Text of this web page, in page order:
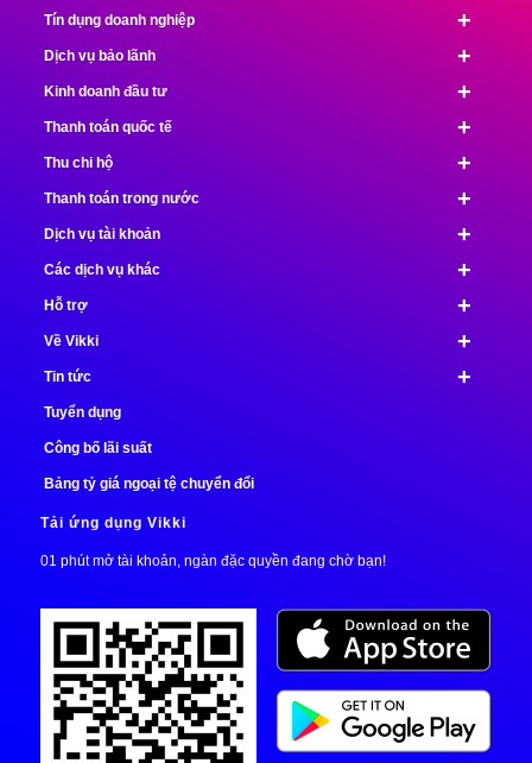
+
Tín dụng doanh nghiệp
+
Dịch vụ bảo lãnh
+
Kinh doanh đầu tư
+
Thanh toán quốc tế
+
Thu chi hộ
+
Thanh toán trong nước
+
Dịch vụ tài khoản
+
Các dịch vụ khác
+
Hỗ trợ
+
Về Vikki
+
Tin tức
Tuyển dụng
Công bố lãi suất
Bảng tỷ giá ngoại tệ chuyển đổi
Tải ứng dụng Vikki
01 phút mở tài khoản, ngàn đặc quyền đang chờ bạn!